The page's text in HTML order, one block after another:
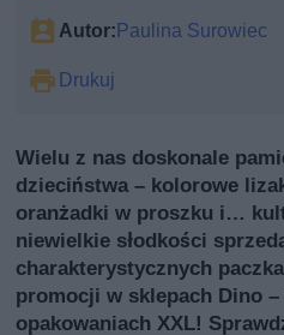
Autor:Paulina Surowiec
Drukuj
Wielu z nas doskonale
dzieciństwa – kolorowe
oranżadki w proszku i…
niewielkie słodkości
charakterystycznych
promocji w sklepach Dino
opakowaniach XXL!